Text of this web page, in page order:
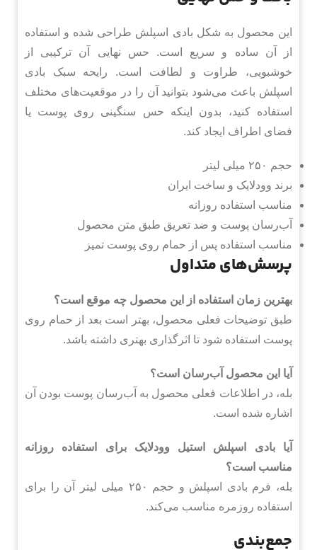
این محصول به شکل بادی اسپلش طراحی شده و استفاده
از آن ساده و سریع است. حس نهایی آن ترکیبی از
خوشبویی، طراوت و لطافت است. رایحه سبک بادی
اسپلش باعث می‌شود بتوانید آن را در موقعیت‌های مختلف
استفاده کنید، بدون اینکه حس سنگینی روی پوست یا
فضای اطراف ایجاد کند.
حجم ۲۵۰ میلی لیتر
برند وودلایک و ساخت ایران
مناسب استفاده روزانه
آب‌رسان پوست و ضد تعریق طبق متن محصول
مناسب استفاده پس از حمام روی پوست تمیز
پرسش‌های متداول
بهترین زمان استفاده از این محصول چه موقع است؟
طبق توضیحات فعلی محصول، بهتر است بعد از حمام روی
پوست استفاده شود تا اثرگذاری بهتری داشته باشد.
آیا این محصول آب‌رسان است؟
بله، در اطلاعات فعلی محصول به آب‌رسان پوست بودن آن
اشاره شده است.
آیا بادی اسپلش استیل وودلایک برای استفاده روزانه
مناسب است؟
بله، فرم بادی اسپلش و حجم ۲۵۰ میلی لیتر آن را برای
استفاده روزمره مناسب می‌کند.
جمع‌بندی